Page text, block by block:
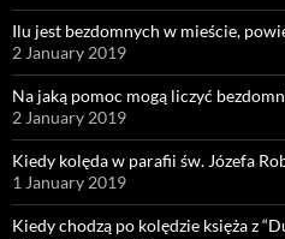
Ilu jest bezdomnych w mieście,
2 January 2019
Na jaką pomoc mogą liczyć
2 January 2019
Kiedy kolęda w parafii św. Józefa
1 January 2019
Kiedy chodzą po kolędzie księża z